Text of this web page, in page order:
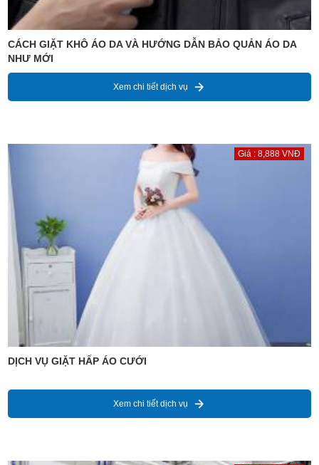
CÁCH GIẶT KHÔ ÁO DA VÀ HƯỚNG DẪN BẢO QUẢN ÁO DA
NHƯ MỚI
Xem chi tiết dịch vụ
Giá : 8,888 VNĐ
DỊCH VỤ GIẶT HẤP ÁO CƯỚI
Xem chi tiết dịch vụ